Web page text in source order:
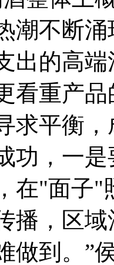
潮不断
出的高
看重产
求平衡
功，一
在"面子"
播，区
做到。”